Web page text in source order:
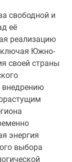
свободной и
её
реализацию
Южно-
своей страны
внедрению
энергия
выбора